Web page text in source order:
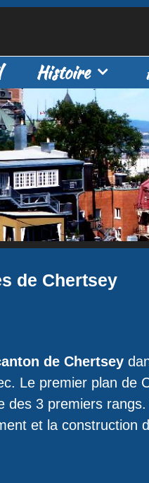
Histoire
de Chertsey
de Chertsey
Le premier plan de
des 3 premiers
et la construction